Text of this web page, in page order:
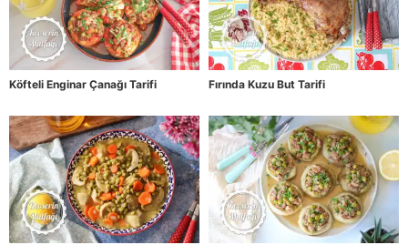
Köfteli Enginar Çanağı Tarifi Fırında Kuzu But Tarifi